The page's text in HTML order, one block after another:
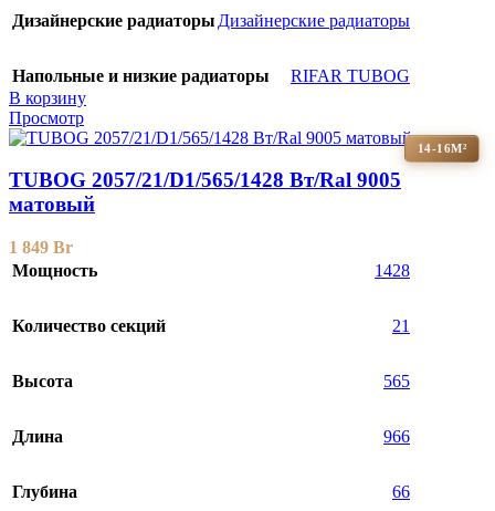
Дизайнерские радиаторы Дизайнерские радиаторы
Напольные и низкие радиаторы
RIFAR TUBOG
В корзину
Просмотр
14-16М²
TUBOG 2057/21/D1/565/1428 Вт/Ral 9005
матовый
1 849 Br
Мощность
1428
Количество секций 21
Высота 565
Длина 966
Глубина 66